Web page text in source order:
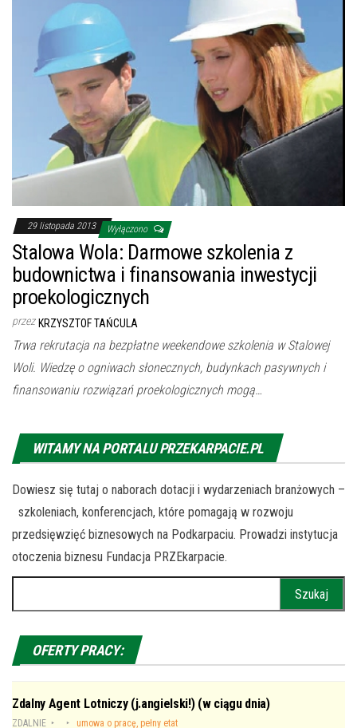
29 listopada 2013 Wyłączono
Stalowa Wola: Darmowe szkolenia z
budownictwa i finansowania inwestycji
proekologicznych
przez KRZYSZTOF TAŃCULA
Trwa rekrutacja na bezpłatne weekendowe szkolenia w Stalowej
Woli. Wiedzę o ogniwach słonecznych, budynkach pasywnych i
finansowaniu rozwiązań proekologicznych mogą…
WITAMY NA PORTALU PRZEKARPACIE.PL
Dowiesz się tutaj o naborach dotacji i wydarzeniach branżowych –
szkoleniach, konferencjach, które pomagają w rozwoju
przedsięwzięć biznesowych na Podkarpaciu. Prowadzi instytucja
otoczenia biznesu Fundacja PRZEkarpacie.
OFERTY PRACY:
Zdalny Agent Lotniczy (j.angielski!) (w ciągu dnia)
ZDALNIE umowa o pracę, pełny etat